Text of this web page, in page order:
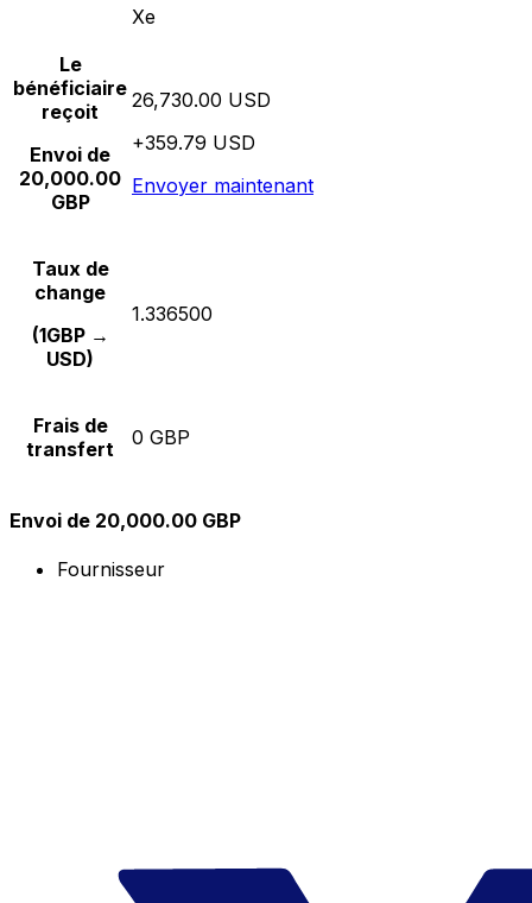
Xe
Le
bénéficiaire
reçoit
Envoi de
20,000.00
GBP
26,730.00 USD
+359.79 USD
Envoyer maintenant
Taux de
change
(1GBP →
USD)
1.336500
Frais de
transfert
0 GBP
Envoi de 20,000.00 GBP
Fournisseur